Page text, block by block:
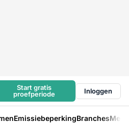
Start gratis
proefperiode
Inloggen
EmissiebeperkingBranches